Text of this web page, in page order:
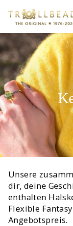
zum
Inhalt
Unsere
dir, deine
enthalten
Flexible
Angebotspreis.